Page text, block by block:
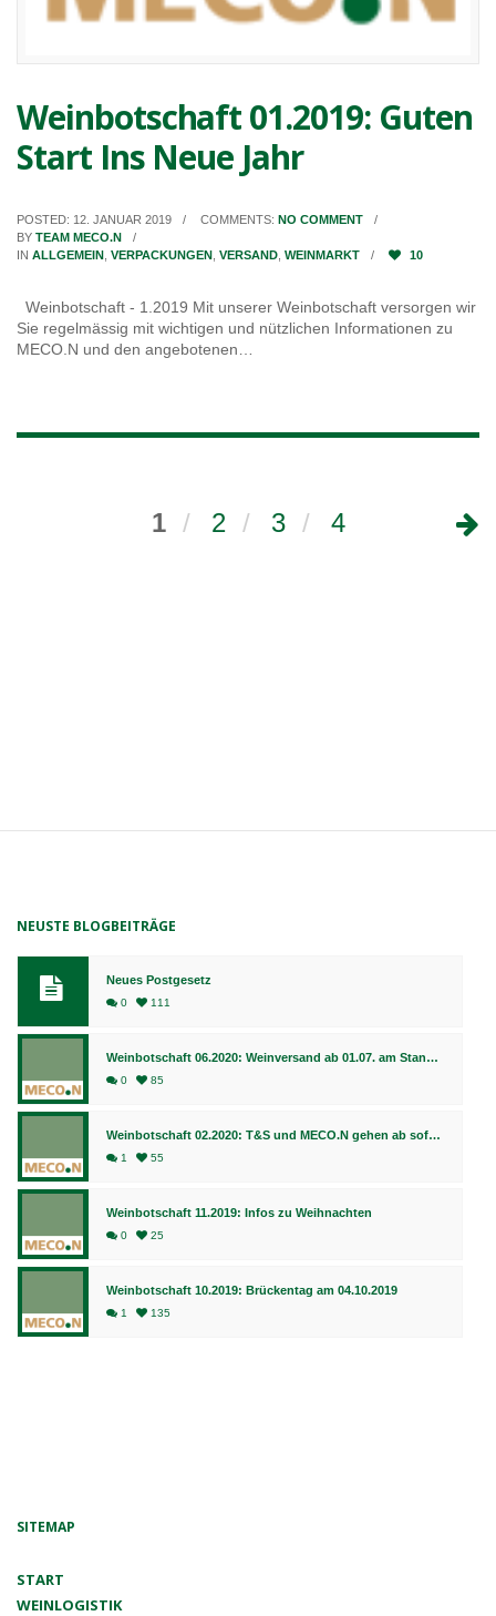
Weinbotschaft 01.2019: Guten
Start Ins Neue Jahr
POSTED: 12. JANUAR 2019 COMMENTS: NO COMMENT
BY TEAM MECO.N
IN ALLGEMEIN VERPACKUNGEN VERSAND WEINMARKT 10
Weinbotschaft - 1.2019 Mit unserer Weinbotschaft versorgen wir
Sie regelmässig mit wichtigen und nützlichen Informationen zu
MECO.N und den angebotenen…
1 2 3 4
NEUSTE BLOGBEITRÄGE
Neues Postgesetz
0 111
Weinbotschaft 06.2020: Weinversand ab 01.07. am Standort Bingen, Fulfillment weiterhin in Bad Kreuznach
0 85
Weinbotschaft 02.2020: T&S und MECO.N gehen ab sofort gemeinsame Wege
1 55
Weinbotschaft 11.2019: Infos zu Weihnachten
0 25
Weinbotschaft 10.2019: Brückentag am 04.10.2019
1 135
SITEMAP
START
WEINLOGISTIK